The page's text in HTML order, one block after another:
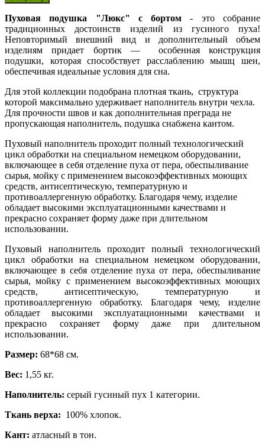
Пуховая подушка "Люкс" с бортом- это собрание
традиционных достоинств изделий из гусиного пуха!
Неповторимый внешний вид и дополнительный объем
изделиям придает бортик — особенная конструкция
подушки, которая способствует расслаблению мышц шеи,
обеспечивая идеальные условия для сна.
Для этой коллекции подобрана плотная ткань, структура
которой максимально удерживает наполнитель внутри чехла.
Для прочности швов и как дополнительная преграда не
пропускающая наполнитель, подушка снабжена кантом.
Пуховый наполнитель проходит полный технологический
цикл обработки на специальном немецком оборудовании,
включающее в себя отделение пуха от пера, обеспыливание
сырья, мойку с применением высокоэффективных моющих
средств, антисептическую, температурную и
противоаллергенную обработку. Благодаря чему, изделие
обладает высокими эксплуатационными качествами и
прекрасно сохраняет форму даже при длительном
использовании.
Пуховый наполнитель проходит полный технологический
цикл обработки на специальном немецком оборудовании,
включающее в себя отделение пуха от пера, обеспыливание
сырья, мойку с применением высокоэффективных моющих
средств, антисептическую, температурную и
противоаллергенную обработку. Благодаря чему, изделие
обладает высокими эксплуатационными качествами и
прекрасно сохраняет форму даже при длительном
использовании.
Размер: 68*68 см.
Вес: 1,55 кг.
Наполнитель: серый гусиный пух 1 категории.
Ткань верха: 100% хлопок.
Кант: атласный в тон.